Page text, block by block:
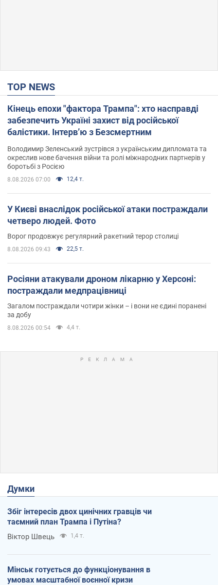
TOP NEWS
Кінець епохи "фактора Трампа": хто насправді
забезпечить Україні захист від російської
балістики. Інтерв’ю з Безсмертним
Володимир Зеленський зустрівся з українським дипломата та
окреслив нове бачення війни та ролі міжнародних партнерів у
боротьбі з Росією
8.08.2026 07:00 12,4 т.
У Києві внаслідок російської атаки постраждали
четверо людей. Фото
Ворог продовжує регулярний ракетний терор столиці
8.08.2026 09:43 22,5 т.
Росіяни атакували дроном лікарню у Херсоні:
постраждали медпрацівниці
Загалом постраждали чотири жінки – і вони не єдині поранені
за добу
8.08.2026 00:54 4,4 т.
Думки
Збіг інтересів двох цинічних гравців чи
таємний план Трампа і Путіна?
Віктор Швець 1,4 т.
Мінськ готується до функціонування в
умовах масштабної воєнної кризи